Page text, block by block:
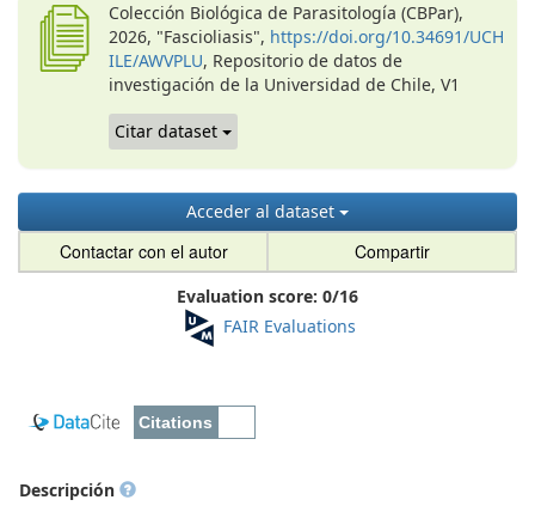
Colección Biológica de Parasitología (CBPar),
2026, "Fascioliasis", https://doi.org/10.34691/UCH
ILE/AWVPLU, Repositorio de datos de
investigación de la Universidad de Chile, V1
Citar dataset
Acceder al dataset
Contactar con el autor Compartir
Evaluation score: 0/16
FAIR Evaluations
Descripción